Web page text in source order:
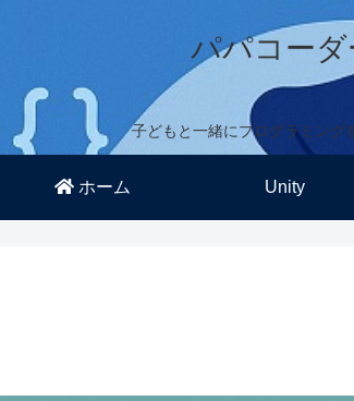
パパコーダ
子どもと一緒にプログラミング
ホーム Unity